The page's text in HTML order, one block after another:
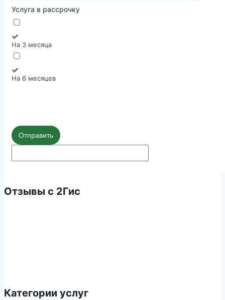
Услуга в рассрочку
На 3 месяца
На 6 месяцев
Отправить
Отзывы с 2Гис
Категории услуг